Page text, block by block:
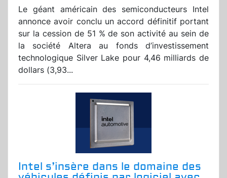
Le géant américain des semiconducteurs Intel
annonce avoir conclu un accord définitif portant
sur la cession de 51 % de son activité au sein de
la société Altera au fonds d’investissement
technologique Silver Lake pour 4,46 milliards de
dollars (3,93...
Intel s’insère dans le domaine des